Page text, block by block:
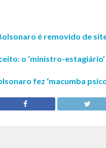
é removido de
o ‘ministro-estagiário’
fez ‘macumba